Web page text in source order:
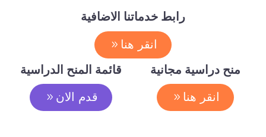
رابط خدماتنا الاضافية
انقر هنا
منح دراسية مجانية
انقر هنا
قائمة المنح الدراسية
قدم الان